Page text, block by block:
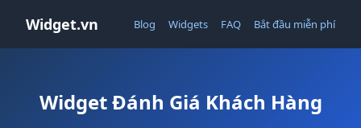
Widget.vn Blog Widgets FAQ Bắt đầu miễn phí
Widget Đánh Giá Khách Hàng